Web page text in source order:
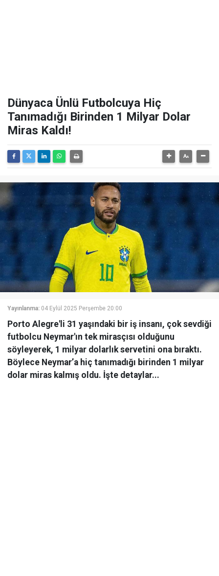
Dünyaca Ünlü Futbolcuya Hiç
Tanımadığı Birinden 1 Milyar Dolar
Miras Kaldı!
Yayınlanma: 04 Eylül 2025 Perşembe 20:00
Porto Alegre'li 31 yaşındaki bir iş insanı, çok sevdiği
futbolcu Neymar'ın tek mirasçısı olduğunu
söyleyerek, 1 milyar dolarlık servetini ona bıraktı.
Böylece Neymar’a hiç tanımadığı birinden 1 milyar
dolar miras kalmış oldu. İşte detaylar...